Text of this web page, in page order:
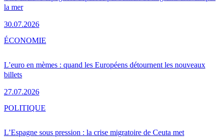
la mer
30.07.2026
L’euro en mèmes : quand les Européens détournent les nouveaux
billets
27.07.2026
ÉCONOMIE
L’Espagne sous pression : la crise migratoire de Ceuta met
POLITIQUE